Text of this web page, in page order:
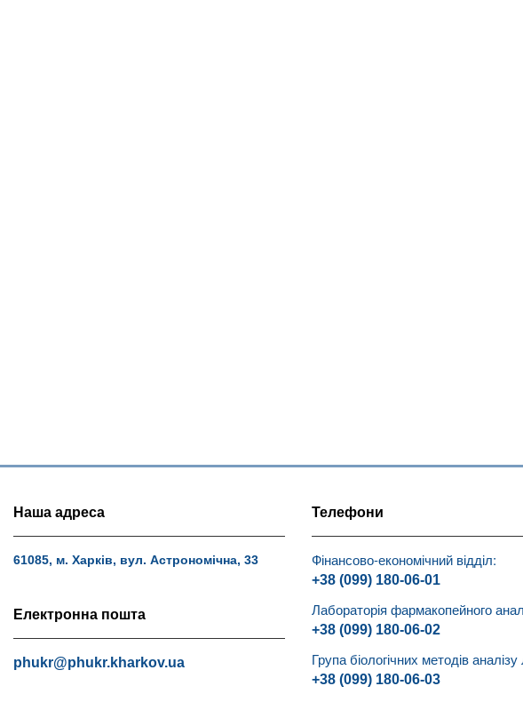
Наша адреса
61085, м. Харків, вул. Астрономічна, 33
Електронна пошта
phukr@phukr.kharkov.ua
Телефони
Фінансово-економічний відділ:
+38 (099) 180-06-01
Лабораторія фармакопейного
+38 (099) 180-06-02
Група біологічних методів
+38 (099) 180-06-03